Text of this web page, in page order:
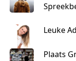
Leuke
Plaats